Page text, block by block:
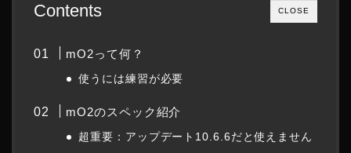
CLOSE
Contents
mO2って何？
使うには練習が必要
mO2のスペック紹介
超重要：アップデート10.6.6だと使えません